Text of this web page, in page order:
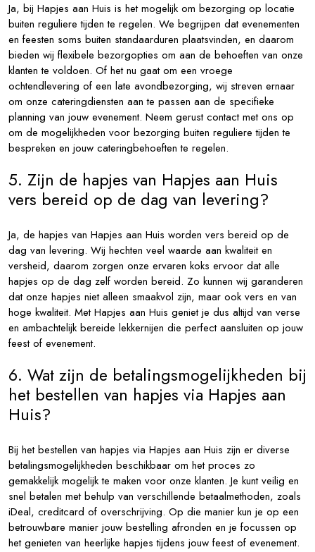
Ja, bij Hapjes aan Huis is het mogelijk om bezorging op locatie
buiten reguliere tijden te regelen. We begrijpen dat evenementen
en feesten soms buiten standaarduren plaatsvinden, en daarom
bieden wij flexibele bezorgopties om aan de behoeften van onze
klanten te voldoen. Of het nu gaat om een vroege
ochtendlevering of een late avondbezorging, wij streven ernaar
om onze cateringdiensten aan te passen aan de specifieke
planning van jouw evenement. Neem gerust contact met ons op
om de mogelijkheden voor bezorging buiten reguliere tijden te
bespreken en jouw cateringbehoeften te regelen.
5. Zijn de hapjes van Hapjes aan Huis
vers bereid op de dag van levering?
Ja, de hapjes van Hapjes aan Huis worden vers bereid op de
dag van levering. Wij hechten veel waarde aan kwaliteit en
versheid, daarom zorgen onze ervaren koks ervoor dat alle
hapjes op de dag zelf worden bereid. Zo kunnen wij garanderen
dat onze hapjes niet alleen smaakvol zijn, maar ook vers en van
hoge kwaliteit. Met Hapjes aan Huis geniet je dus altijd van verse
en ambachtelijk bereide lekkernijen die perfect aansluiten op jouw
feest of evenement.
6. Wat zijn de betalingsmogelijkheden bij
het bestellen van hapjes via Hapjes aan
Huis?
Bij het bestellen van hapjes via Hapjes aan Huis zijn er diverse
betalingsmogelijkheden beschikbaar om het proces zo
gemakkelijk mogelijk te maken voor onze klanten. Je kunt veilig en
snel betalen met behulp van verschillende betaalmethoden, zoals
iDeal, creditcard of overschrijving. Op die manier kun je op een
betrouwbare manier jouw bestelling afronden en je focussen op
het genieten van heerlijke hapjes tijdens jouw feest of evenement.